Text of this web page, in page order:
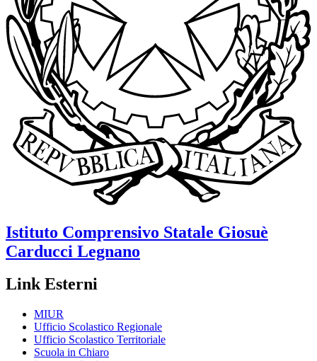
Istituto Comprensivo Statale Giosuè
Carducci Legnano
Link Esterni
MIUR
Ufficio Scolastico Regionale
Ufficio Scolastico Territoriale
Scuola in Chiaro